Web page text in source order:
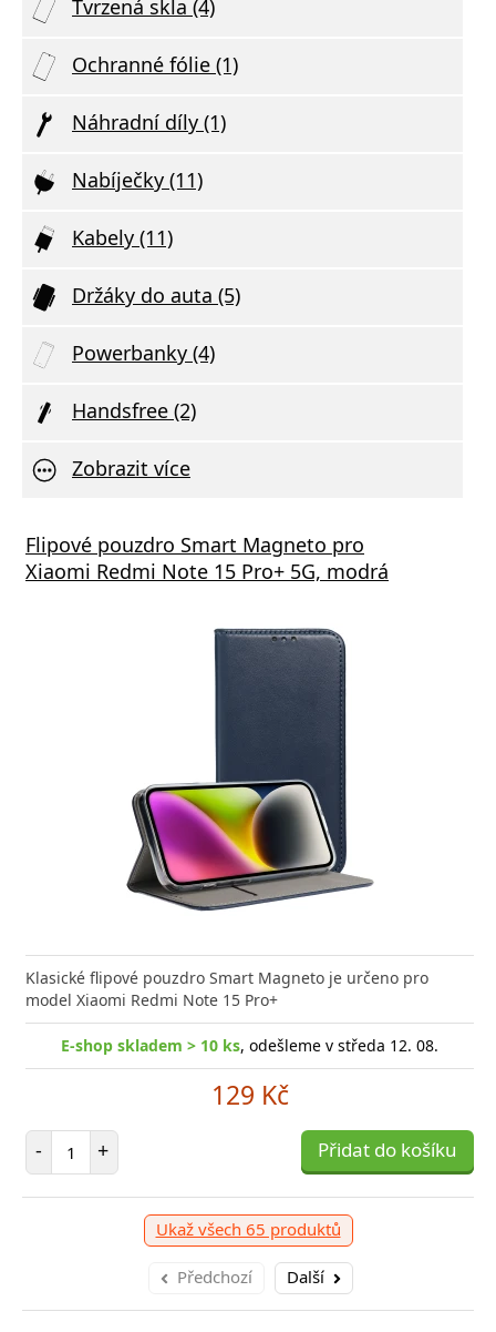
Tvrzená skla (4)
Ochranné fólie (1)
Náhradní díly (1)
Nabíječky (11)
Kabely (11)
Držáky do auta (5)
Powerbanky (4)
Handsfree (2)
Zobrazit více
Flipové pouzdro Smart Magneto pro
Xiaomi Redmi Note 15 Pro+ 5G, modrá
Klasické flipové pouzdro Smart Magneto je určeno pro
model Xiaomi Redmi Note 15 Pro+
E-shop skladem > 10 ks, odešleme v středa 12. 08.
129 Kč
- Počet položek
+ Přidat do košíku
Ukaž všech 65 produktů
Předchozí Další